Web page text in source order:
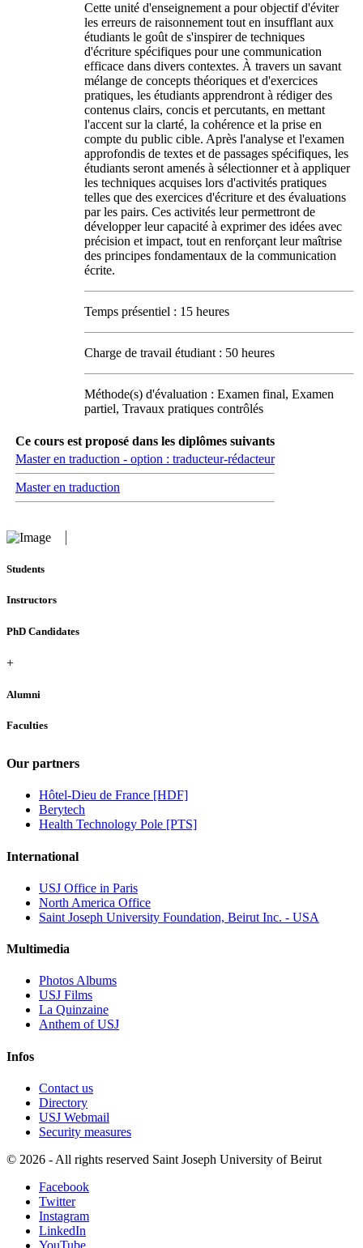
Cette unité d'enseignement a pour objectif d'éviter
les erreurs de raisonnement tout en insufflant aux
étudiants le goût de s'inspirer de techniques
d'écriture spécifiques pour une communication
efficace dans divers contextes. À travers un savant
mélange de concepts théoriques et d'exercices
pratiques, les étudiants apprendront à rédiger des
contenus clairs, concis et percutants, en mettant
l'accent sur la clarté, la cohérence et la prise en
compte du public cible. Après l'analyse et l'examen
approfondis de textes et de passages spécifiques, les
étudiants seront amenés à sélectionner et à appliquer
les techniques acquises lors d'activités pratiques
telles que des exercices d'écriture et des évaluations
par les pairs. Ces activités leur permettront de
développer leur capacité à exprimer des idées avec
précision et impact, tout en renforçant leur maîtrise
des principes fondamentaux de la communication
écrite.
Temps présentiel : 15 heures
Charge de travail étudiant : 50 heures
Méthode(s) d'évaluation : Examen final, Examen
partiel, Travaux pratiques contrôlés
Ce cours est proposé dans les diplômes suivants
Master en traduction - option : traducteur-rédacteur
Master en traduction
Students
Instructors
PhD Candidates
+
Alumni
Faculties
Our partners
Hôtel-Dieu de France [HDF]
Berytech
Health Technology Pole [PTS]
International
USJ Office in Paris
North America Office
Saint Joseph University Foundation, Beirut Inc. - USA
Multimedia
Photos Albums
USJ Films
La Quinzaine
Anthem of USJ
Infos
Contact us
Directory
USJ Webmail
Security measures
© 2026 - All rights reserved Saint Joseph University of Beirut
Facebook
Twitter
Instagram
LinkedIn
YouTube